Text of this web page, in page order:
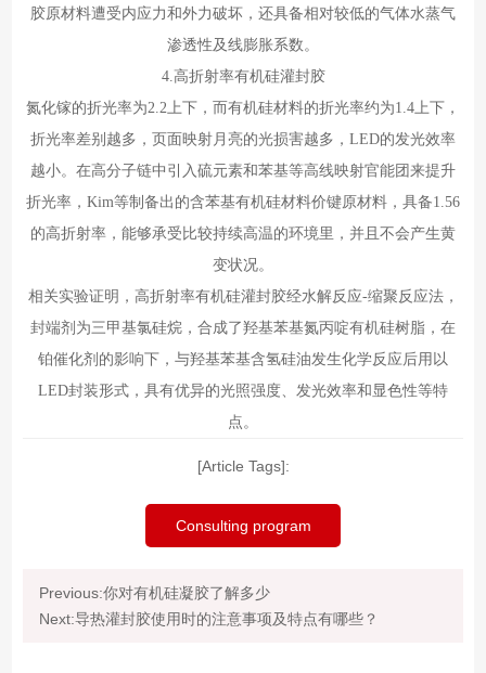
胶原材料遭受内应力和外力破坏，还具备相对较低的气体水蒸气
渗透性及线膨胀系数。
4.高折射率有机硅灌封胶
氮化镓的折光率为2.2上下，而有机硅材料的折光率约为1.4上下，
折光率差别越多，页面映射月亮的光损害越多，LED的发光效率
越小。在高分子链中引入硫元素和苯基等高线映射官能团来提升
折光率，Kim等制备出的含苯基有机硅材料价键原材料，具备1.56
的高折射率，能够承受比较持续高温的环境里，并且不会产生黄
变状况。
相关实验证明，高折射率有机硅灌封胶经水解反应-缩聚反应法，
封端剂为三甲基氯硅烷，合成了羟基苯基氮丙啶有机硅树脂，在
铂催化剂的影响下，与羟基苯基含氢硅油发生化学反应后用以
LED封装形式，具有优异的光照强度、发光效率和显色性等特
点。
[Article Tags]:
Consulting program
Previous:你对有机硅凝胶了解多少
Next:导热灌封胶使用时的注意事项及特点有哪些？